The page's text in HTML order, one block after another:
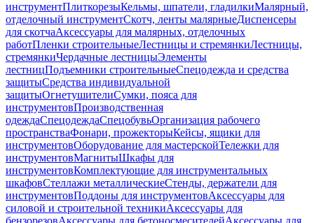
инструментПлиткорезыКельмы, шпатели, гладилкиМалярный,
отделочный инструментСкотч, ленты малярныеДиспенсеры
для скотчаАксессуары для малярных, отделочных
работПленки строительныеЛестницы и стремянкиЛестницы,
стремянкиЧердачные лестницыЭлементы
лестницПодъемники строительныеСпецодежда и средства
защитыСредства индивидуальной
защитыОгнетушителиСумки, пояса для
инструментовПроизводственная
одеждаСпецодеждаСпецобувьОрганизация рабочего
пространстваФонари, прожекторыКейсы, ящики для
инструментовОборудование для мастерскойТележки для
инструментовМагнитыШкафы для
инструментовКомплектующие для инструментальных
шкафовСтеллажи металлическиеСтенды, держатели для
инструментовПоддоны для инструментовАксессуары для
силовой и строительной техникиАксессуары для
бензорезовАксессуары для бетоносмесителейАксессуары для